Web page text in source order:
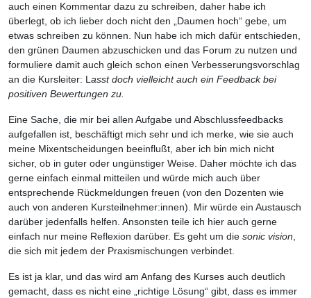
auch einen Kommentar dazu zu schreiben, daher habe ich
überlegt, ob ich lieber doch nicht den „Daumen hoch“ gebe, um
etwas schreiben zu können. Nun habe ich mich dafür entschieden,
den grünen Daumen abzuschicken und das Forum zu nutzen und
formuliere damit auch gleich schon einen Verbesserungsvorschlag
an die Kursleiter: L asst doch vielleicht auch ein Feedback bei
positiven Bewertungen zu.
Eine Sache, die mir bei allen Aufgabe und Abschlussfeedbacks
aufgefallen ist, beschäftigt mich sehr und ich merke, wie sie auch
meine Mixentscheidungen beeinflußt, aber ich bin mich nicht
sicher, ob in guter oder ungünstiger Weise. Daher möchte ich das
gerne einfach einmal mitteilen und würde mich auch über
entsprechende Rückmeldungen freuen (von den Dozenten wie
auch von anderen Kursteilnehmer:innen). Mir würde ein Austausch
darüber jedenfalls helfen. Ansonsten teile ich hier auch gerne
einfach nur meine Reflexion darüber. Es geht um die sonic vision
die sich mit jedem der Praxismischungen verbindet.
Es ist ja klar, und das wird am Anfang des Kurses auch deutlich
gemacht, dass es nicht eine „richtige Lösung“ gibt, dass es immer